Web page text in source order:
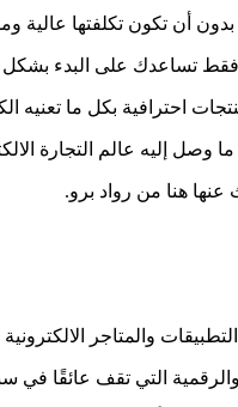
بدون أن تكون تكلفتها عالية
احترافية بكل ما تعنيه
إليه عالم التجارة
هنا من رواد برو.
والرقمية التي تقف عائقًا